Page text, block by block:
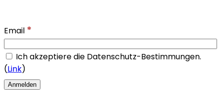
Email *
Ich akzeptiere die Datenschutz-Bestimmungen.
(Link)